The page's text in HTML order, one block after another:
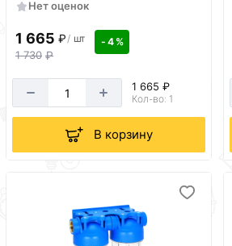
Нет оценок
1 665 ₽ / шт
1 730 ₽
- 4 %
1 665 ₽
Кол-во: 1
В корзину